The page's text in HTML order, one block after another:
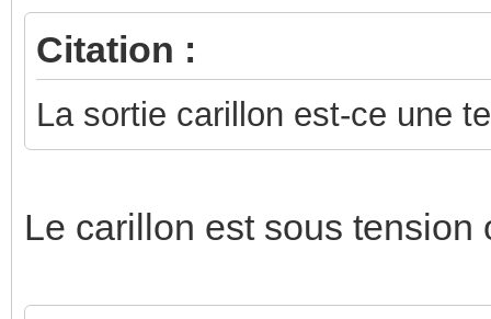
Citation :
La sortie carillon est-ce une
Le carillon est sous tension